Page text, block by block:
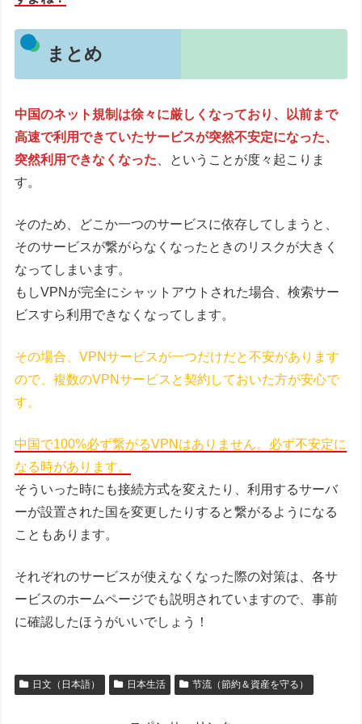
まとめ
中国のネット規制は徐々に厳しくなっており、以前まで
高速で利用できていたサービスが突然不安定になった、
突然利用できなくなった 、ということが度々起こりま
す。
そのため、どこか一つのサービスに依存してしまうと、
そのサービスが繋がらなくなったときのリスクが大きく
なってしまいます。
もしVPNが完全にシャットアウトされた場合、検索サー
ビスすら利用できなくなってします。
その場合、VPNサービスが一つだけだと不安があります
ので、複数のVPNサービスと契約しておいた方が安心で
す。
中国で100%必ず繋がるVPNはありません。必ず不安定に
なる時があります。
そういった時にも接続方式を変えたり、利用するサーバ
ーが設置された国を変更したりすると繋がるようになる
こともあります。
それぞれのサービスが使えなくなった際の対策は、各サ
ービスのホームページでも説明されていますので、事前
に確認したほうがいいでしょう！
日文（日本語） 日本生活 节流（節約＆資産を守る）